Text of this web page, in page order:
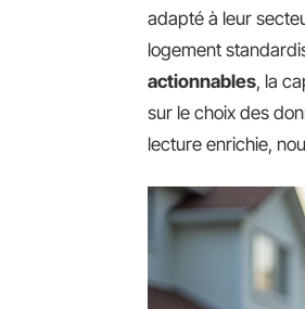
adapté à leur
logement
actionnables, la
sur le choix des
lecture enrichie,